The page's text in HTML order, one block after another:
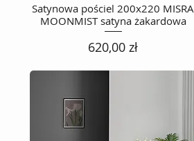
Podgląd
Satynowa pościel 200x220 MISRA
MOONMIST satyna żakardowa
Cena
620,00 zł